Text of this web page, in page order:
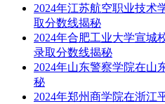
2024年江苏航空职业技术
取分数线揭秘
2024年合肥工业大学宣城
录取分数线揭秘
2024年山东警察学院在山
秘
2024年郑州商学院在浙江